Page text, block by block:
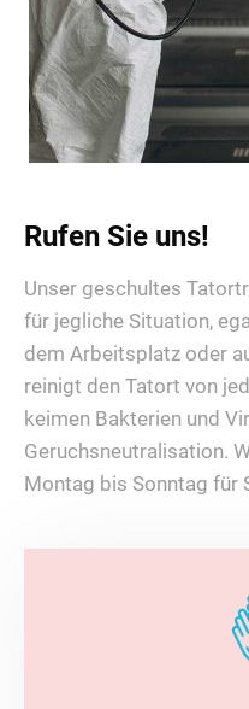
Rufen Sie uns!
Unser geschultes
für jegliche Situation,
dem Arbeitsplatz oder
reinigt den Tatort von
keimen Bakterien und
Geruchsneutralisation.
Montag bis Sonntag für